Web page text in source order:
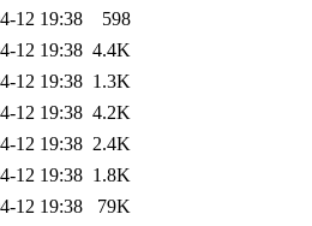
12 19:38
598
12 19:38 4.4K
12 19:38 1.3K
12 19:38 4.2K
12 19:38 2.4K
12 19:38 1.8K
12 19:38
79K